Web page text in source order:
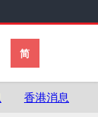
简
香港消息